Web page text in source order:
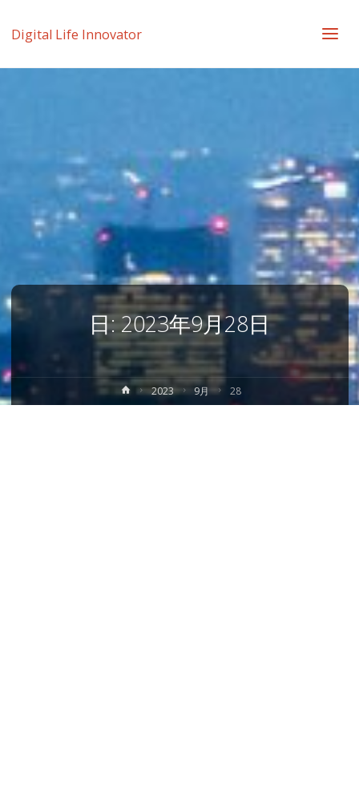
Digital Life Innovator
日:2023年9月28日
ホ
ー
2023 9月 28